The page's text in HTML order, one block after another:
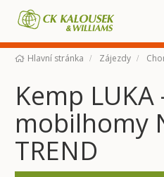
Hlavní stránka Zájezdy
Kemp LUKA
mobilhomy
TREND